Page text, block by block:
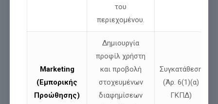
του
περιεχομένου.
Marketing
(Εμπορικής
Προώθησης)
Δημιουργία
προφίλ χρήστη
και προβολή
στοχευμένων
διαφημίσεων
Συγκατάθεση
(Άρ. 6(1)(α)
ΓΚΠΔ)